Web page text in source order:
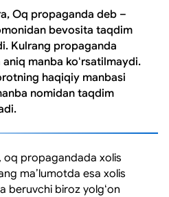
Oq propaganda deb –
bevosita taqdim
Kulrang propaganda
manba koʻrsatilmaydi.
haqiqiy manbasi
nomidan taqdim
oq propagandada xolis
maʼlumotda esa xolis
beruvchi biroz yolgʻon